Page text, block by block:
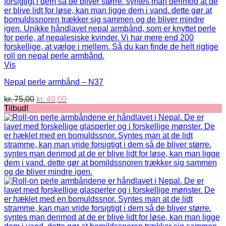
Vis
Nepal perle armbånd – N37
kr.75,00 Den
pris
var:
kr. 75,00.
kr. 49,00Den
pris
er:
kr. 49,00.
Tilbud!